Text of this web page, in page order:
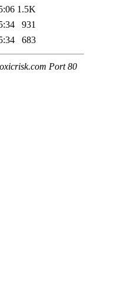
1.5K
931
683
Port 80